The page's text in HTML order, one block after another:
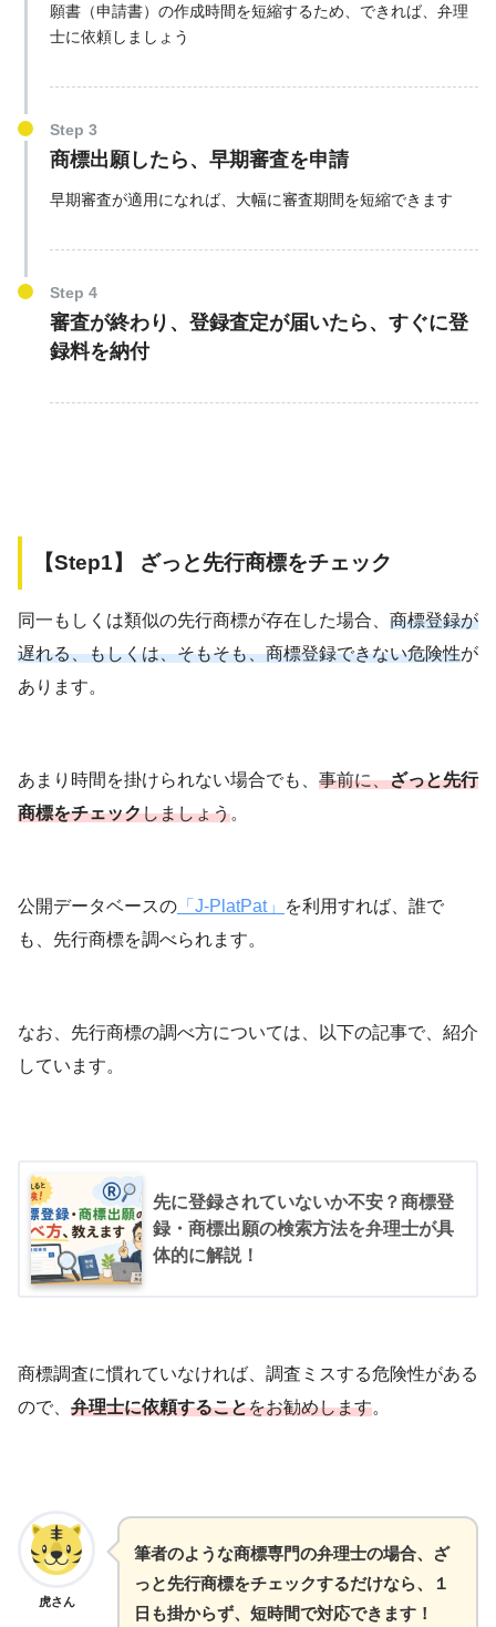
願書（申請書）の作成時間を短縮するため、できれば、弁理
士に依頼しましょう
Step 3
商標出願したら、早期審査を申請
早期審査が適用になれば、大幅に審査期間を短縮できます
Step 4
審査が終わり、登録査定が届いたら、すぐに登
録料を納付
【Step1】 ざっと先行商標をチェック
同一もしくは類似の先行商標が存在した場合、 商標登録が
遅れる、もしくは、そもそも、商標登録できない危険性が
あります。
あまり時間を掛けられない場合でも、 事前に、ざっと先行
商標をチェックしましょう。
公開データベースの 「J-PlatPat」
を利用すれば、誰で
も、先行商標を調べられます。
なお、先行商標の調べ方については、以下の記事で、紹介
しています。
先に登録されていないか不安？商標登
録・商標出願の検索方法を弁理士が具
体的に解説！
商標調査に慣れていなければ、調査ミスする危険性がある
ので、 弁理士に依頼することをお勧めします。
虎さん
筆者のような商標専門の弁理士の場合、ざ
っと先行商標をチェックするだけなら、１
日も掛からず、短時間で対応できます！